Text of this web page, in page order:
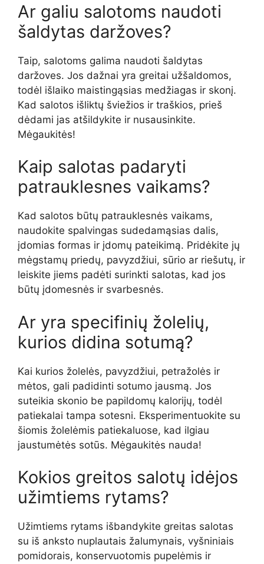
Ar galiu salotoms naudoti
šaldytas daržoves?
Taip, salotoms galima naudoti šaldytas
daržoves. Jos dažnai yra greitai užšaldomos,
todėl išlaiko maistingąsias medžiagas ir skonį.
Kad salotos išliktų šviežios ir traškios, prieš
dėdami jas atšildykite ir nusausinkite.
Mėgaukitės!
Kaip salotas padaryti
patrauklesnes vaikams?
Kad salotos būtų patrauklesnės vaikams,
naudokite spalvingas sudedamąsias dalis,
įdomias formas ir įdomų pateikimą. Pridėkite jų
mėgstamų priedų, pavyzdžiui, sūrio ar riešutų, ir
leiskite jiems padėti surinkti salotas, kad jos
būtų įdomesnės ir svarbesnės.
Ar yra specifinių žolelių,
kurios didina sotumą?
Kai kurios žolelės, pavyzdžiui, petražolės ir
mėtos, gali padidinti sotumo jausmą. Jos
suteikia skonio be papildomų kalorijų, todėl
patiekalai tampa sotesni. Eksperimentuokite su
šiomis žolelėmis patiekaluose, kad ilgiau
jaustumėtės sotūs. Mėgaukitės nauda!
Kokios greitos salotų idėjos
užimtiems rytams?
Užimtiems rytams išbandykite greitas salotas
su iš anksto nuplautais žalumynais, vyšniniais
pomidorais, konservuotomis pupelėmis ir